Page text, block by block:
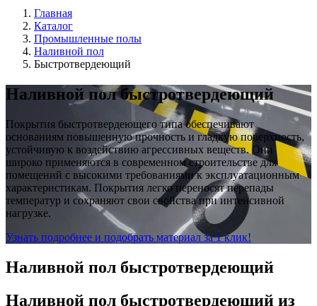
Главная
Каталог
Промышленные полы
Наливной пол
Быстротвердеющий
Наливной пол быстротвердеющий
Покрытия быстротвердеющего типа обеспечивают
основаниям повышенную прочность и гладкую поверхность,
устойчивую к воздействию агрессивных веществ. Они
широко применяются в современном строительстве для
помещений с высокими требованиями к эксплуатационным
характеристикам. Покрытия легко переносят перепады
температур и сохраняют свои свойства при интенсивной
нагрузке.
Узнать подробнее и подобрать материал за 1 клик!
Наливной пол быстротвердеющий
Наливной пол быстротвердеющий из